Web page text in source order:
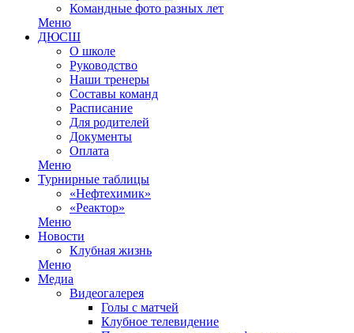
Командные фото разных лет
Меню
ДЮСШ
О школе
Руководство
Наши тренеры
Составы команд
Расписание
Для родителей
Документы
Оплата
Меню
Турнирные таблицы
«Нефтехимик»
«Реактор»
Меню
Новости
Клубная жизнь
Меню
Медиа
Видеогалерея
Голы с матчей
Клубное телевидение